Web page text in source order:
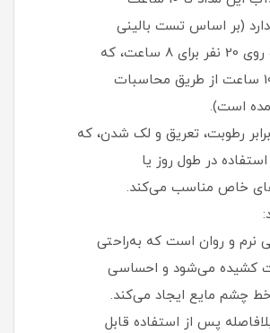
دارد (بر اساس تست بالینی
انجام‌شده روی 20 نفر برای 8 ساعت، که
داده‌های 10 ساعت از طریق محاسبات
است).
رطوبت، تعریق و لک شدن، که
استفاده در طول روز یا
خاص مناسب می‌کند.
نرم و روان است که به‌راحتی
کشیده می‌شود و احساسی
چشم مایع ایجاد می‌کند.
پس از استفاده قابل‌